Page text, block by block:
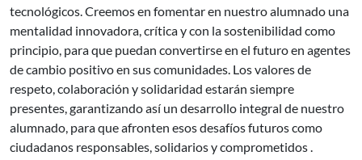
tecnológicos. Creemos en fomentar en nuestro alumnado una
mentalidad innovadora, crítica y con la sostenibilidad como
principio, para que puedan convertirse en el futuro en agentes
de cambio positivo en sus comunidades. Los valores de
respeto, colaboración y solidaridad estarán siempre
presentes, garantizando así un desarrollo integral de nuestro
alumnado, para que afronten esos desafíos futuros como
ciudadanos responsables, solidarios y comprometidos .